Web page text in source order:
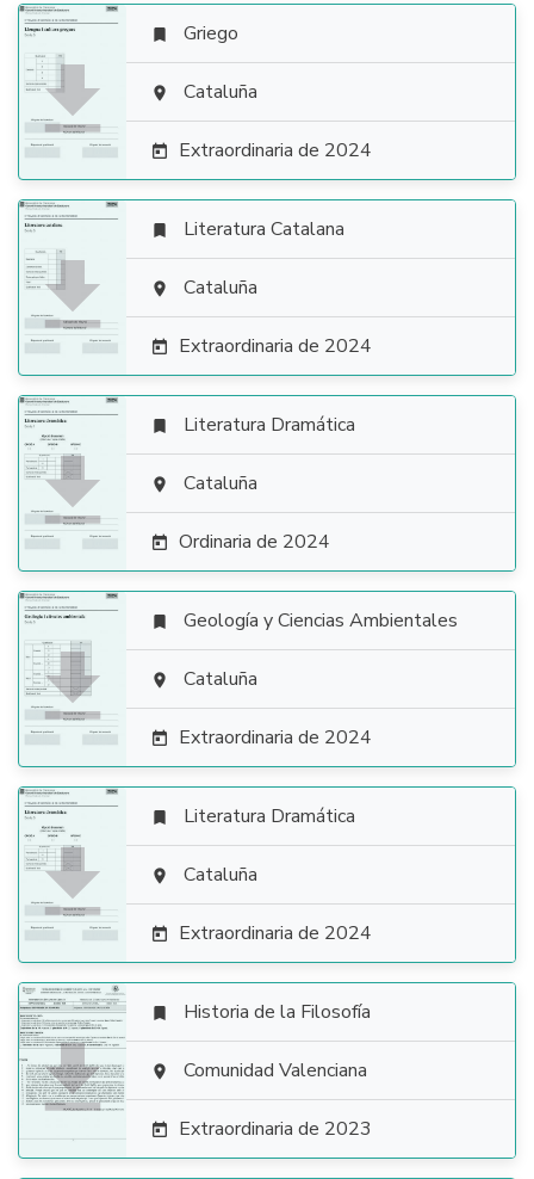

 Griego
 Cataluña
 Extraordinaria de 2024

 Literatura Catalana
 Cataluña
 Extraordinaria de 2024

 Literatura Dramática
 Cataluña
 Ordinaria de 2024

 Geología y Ciencias Ambientales
 Cataluña
 Extraordinaria de 2024

 Literatura Dramática
 Cataluña
 Extraordinaria de 2024

 Historia de la Filosofía
 Comunidad Valenciana
 Extraordinaria de 2023